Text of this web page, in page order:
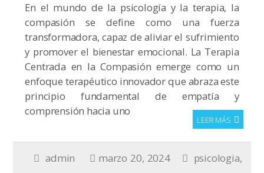
En el mundo de la psicología y la terapia, la
compasión se define como una fuerza
transformadora, capaz de aliviar el sufrimiento
y promover el bienestar emocional. La Terapia
Centrada en la Compasión emerge como un
enfoque terapéutico innovador que abraza este
principio fundamental de empatía y
comprensión hacia uno
LEER MÁS
admin marzo 20, 2024 psicologia,